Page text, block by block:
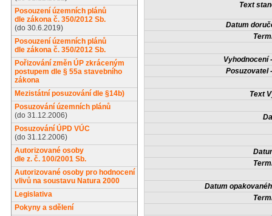
Posouzení územních plánů
dle zákona č. 350/2012 Sb.
(do 30.6.2019)
Posouzení územních plánů
dle zákona č. 350/2012 Sb.
Pořizování změn ÚP zkráceným
postupem dle § 55a stavebního
zákona
Mezistátní posuzování dle §14b)
Posuzování územních plánů
(do 31.12.2006)
Posuzování ÚPD VÚC
(do 31.12.2006)
Autorizované osoby
dle z. č. 100/2001 Sb.
Autorizované osoby pro hodnocení
vlivů na soustavu Natura 2000
Legislativa
Pokyny a sdělení
Text
Datum
Vyhodnocení
Posuzovatel
Text
Datum